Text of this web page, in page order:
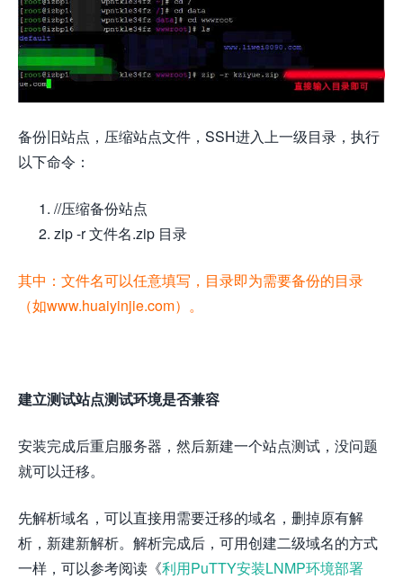
备份旧站点，压缩站点文件，SSH进入上一级目录，执行
以下命令：
//压缩备份站点
zip -r 文件名.zip 目录
其中：文件名可以任意填写，目录即为需要备份的目录
（如www.huaiyinjie.com）。
建立测试站点测试环境是否兼容
安装完成后重启服务器，然后新建一个站点测试，没问题
就可以迁移。
先解析域名，可以直接用需要迁移的域名，删掉原有解
析，新建新解析。解析完成后，可用创建二级域名的方式
一样，可以参考阅读《利用PuTTY安装LNMP环境部署